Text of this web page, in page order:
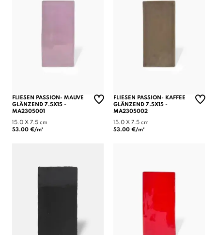
FLIESEN PASSION- MAUVE
GLÄNZEND 7.5X15 -
MA2305001
15.0 X 7.5 cm
53.00 €/m²
FLIESEN PASSION- KAFFEE
GLÄNZEND 7.5X15 -
MA2305002
15.0 X 7.5 cm
53.00 €/m²